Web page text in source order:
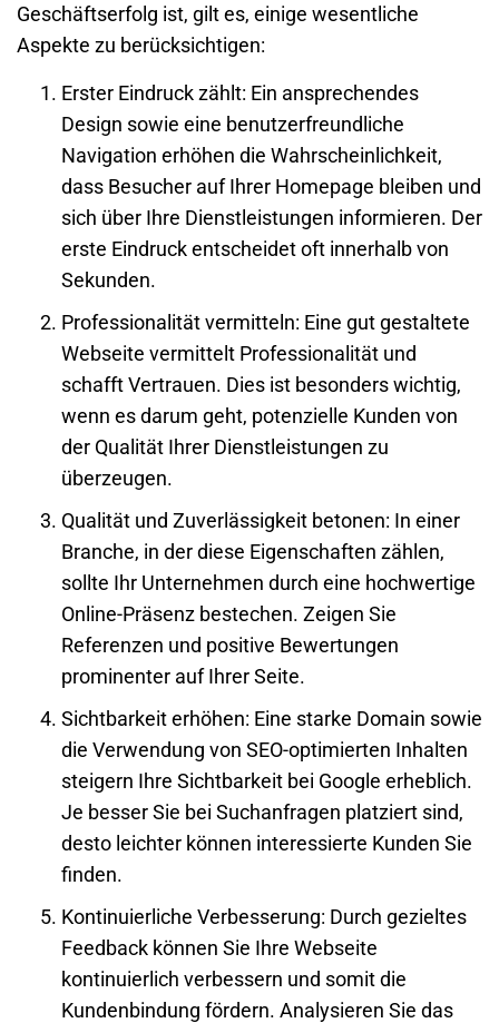
Geschäftserfolg ist, gilt es, einige wesentliche
Aspekte zu berücksichtigen:
Erster Eindruck zählt: Ein ansprechendes
Design sowie eine benutzerfreundliche
Navigation erhöhen die Wahrscheinlichkeit,
dass Besucher auf Ihrer Homepage bleiben und
sich über Ihre Dienstleistungen informieren. Der
erste Eindruck entscheidet oft innerhalb von
Sekunden.
Professionalität vermitteln: Eine gut gestaltete
Webseite vermittelt Professionalität und
schafft Vertrauen. Dies ist besonders wichtig,
wenn es darum geht, potenzielle Kunden von
der Qualität Ihrer Dienstleistungen zu
überzeugen.
Qualität und Zuverlässigkeit betonen: In einer
Branche, in der diese Eigenschaften zählen,
sollte Ihr Unternehmen durch eine hochwertige
Online-Präsenz bestechen. Zeigen Sie
Referenzen und positive Bewertungen
prominenter auf Ihrer Seite.
Sichtbarkeit erhöhen: Eine starke Domain sowie
die Verwendung von SEO-optimierten Inhalten
steigern Ihre Sichtbarkeit bei Google erheblich.
Je besser Sie bei Suchanfragen platziert sind,
desto leichter können interessierte Kunden Sie
finden.
Kontinuierliche Verbesserung: Durch gezieltes
Feedback können Sie Ihre Webseite
kontinuierlich verbessern und somit die
Kundenbindung fördern. Analysieren Sie das